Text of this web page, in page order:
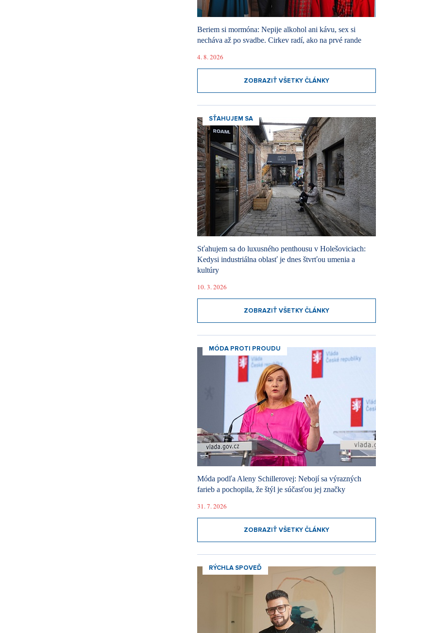
Beriem si mormóna: Nepije alkohol ani kávu, sex si
necháva až po svadbe. Cirkev radí, ako na prvé rande
4. 8. 2026
ZOBRAZIŤ VŠETKY ČLÁNKY
SŤAHUJEM SA
Sťahujem sa do luxusného penthousu v Holešoviciach:
Kedysi industriálna oblasť je dnes štvrťou umenia a
kultúry
10. 3. 2026
ZOBRAZIŤ VŠETKY ČLÁNKY
MÓDA PROTI PROUDU
Móda podľa Aleny Schillerovej: Nebojí sa výrazných
farieb a pochopila, že štýl je súčasťou jej značky
31. 7. 2026
ZOBRAZIŤ VŠETKY ČLÁNKY
RÝCHLA SPOVEĎ